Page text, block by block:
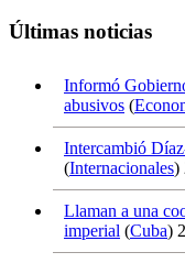
Últimas noticias
Informó
abusivos (
Intercambió
(Internacionales)
Llaman a una
imperial (Cuba)